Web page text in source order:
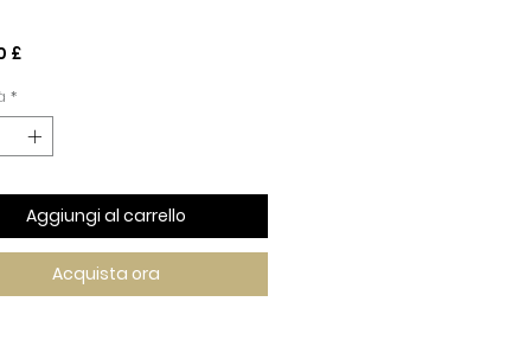
£Prezzo
*
Aggiungi al carrello
Acquista ora